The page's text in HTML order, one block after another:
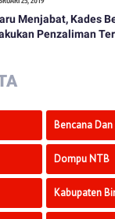
Menjabat, Kades
Penzaliman
Bencana
Dompu NTB
Kabupaten